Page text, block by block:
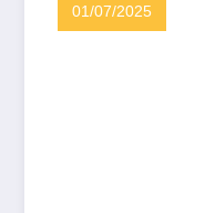
01/07/2025